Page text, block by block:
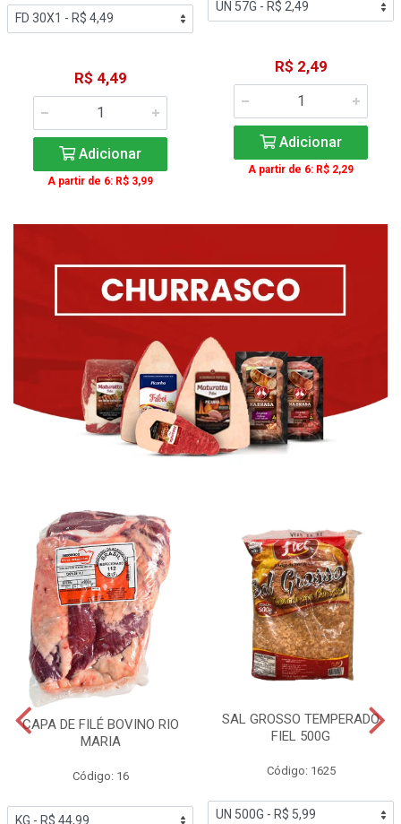
R$ 4,49
Adicionar
A partir de 6: R$ 3,99
R$ 2,49
Adicionar
A partir de 6: R$ 2,29
CAPA DE FILÉ BOVINO RIO
MARIA
Código: 16
SAL GROSSO TEMPERADO
FIEL 500G
Código: 1625